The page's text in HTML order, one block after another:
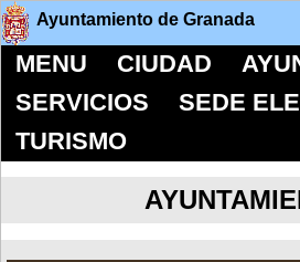
Ayuntamiento de Granada
MENU CIUDAD
SERVICIOS
SEDE
TURISMO